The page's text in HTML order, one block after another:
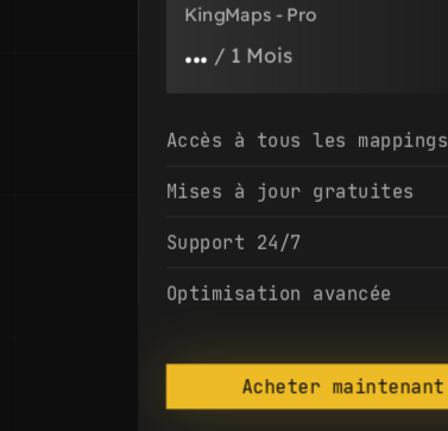
KingMaps - Pro
... / 1 Mois
Accès à tous les mappings
Mises à jour gratuites
Support 24/7
Optimisation avancée
Acheter maintenant